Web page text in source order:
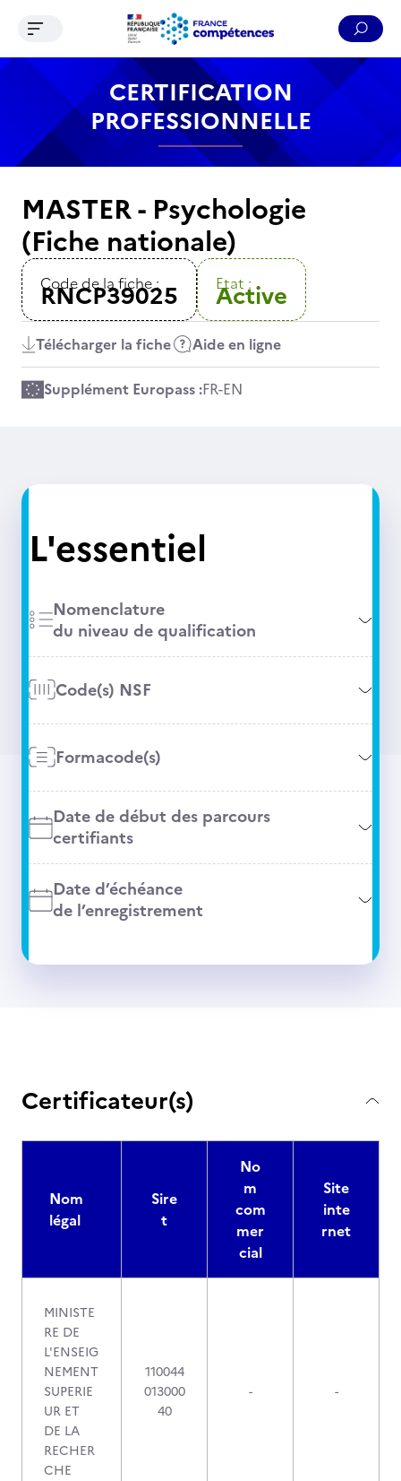
Contenu Recherche Menu Pied de page
Ouvrir le menu de navigation
CERTIFICATION
PROFESSIONNELLE
MASTER - Psychologie
(Fiche nationale)
Code de la fiche :
RNCP39025 Etat :
Active
Télécharger la fiche Aide en ligne
Supplément Europass :FR-EN
L'essentiel
Nomenclature
du niveau de qualification
Code(s) NSF
Formacode(s)
Date de début des parcours
certifiants
Date d’échéance
de l’enregistrement
Certificateur(s)
Nom
légal
Sire
t
No
m
com
mer
cial
Site
inte
rnet
MINISTE
RE DE
L'ENSEIG
NEMENT
SUPERIE
UR ET
DE LA
RECHER
CHE
110044
013000
40
- -